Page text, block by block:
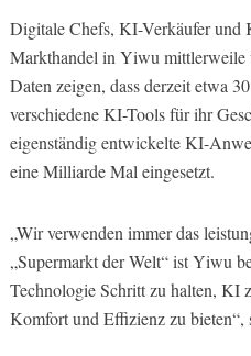
Digitale Chefs, KI-Verkäufer und
Markthandel in Yiwu mittlerweile
Daten zeigen, dass derzeit etwa
verschiedene KI-Tools für ihr
eigenständig entwickelte KI-
eine Milliarde Mal eingesetzt.
„Wir verwenden immer das
„Supermarkt der Welt“ ist Yiwu
Technologie Schritt zu halten, KI
Komfort und Effizienz zu bieten“,